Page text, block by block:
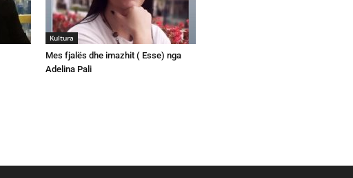
Kultura
Mes fjalës dhe imazhit ( Esse) nga
Adelina Pali